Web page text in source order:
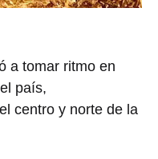
a tomar ritmo en
país,
centro y norte de la